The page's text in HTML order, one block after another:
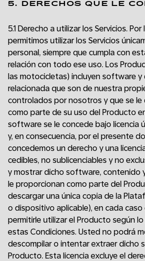
5. DERECHOS QUE LE
5.1 Derecho a utilizar los Servicios.
permitimos utilizar los Servicios
personal, siempre que cumpla con
relación con todo ese uso. Los
las motocicletas) incluyen software
relacionada que son de nuestra
controlados por nosotros y que se
como parte de su uso del Producto
software se le concede bajo licencia
y, en consecuencia, por el presente
concedemos un derecho y una
cedibles, no sublicenciables y no
y mostrar dicho software, contenido
le proporcionan como parte del
descargar una única copia de la
o dispositivo aplicable), en cada
permitirle utilizar el Producto según
estas Condiciones. Usted no podrá
descompilar o intentar extraer dicho
Producto. Esta licencia excluye el